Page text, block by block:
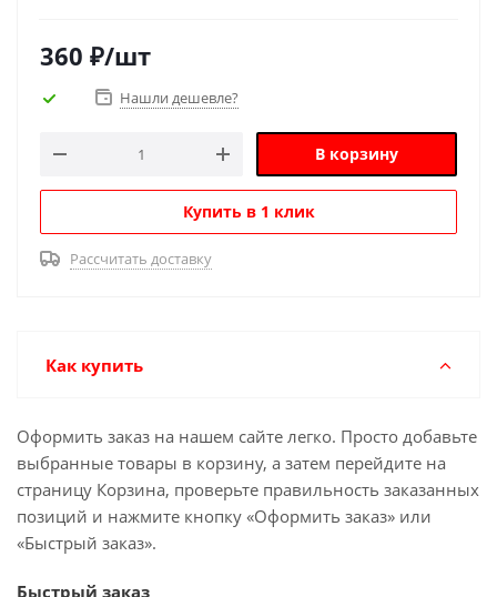
360 ₽/шт
Нашли дешевле?
В корзину
Купить в 1 клик
Рассчитать доставку
Как купить
Оформить заказ на нашем сайте легко. Просто добавьте
выбранные товары в корзину, а затем перейдите на
страницу Корзина, проверьте правильность заказанных
позиций и нажмите кнопку «Оформить заказ» или
«Быстрый заказ».
Быстрый заказ